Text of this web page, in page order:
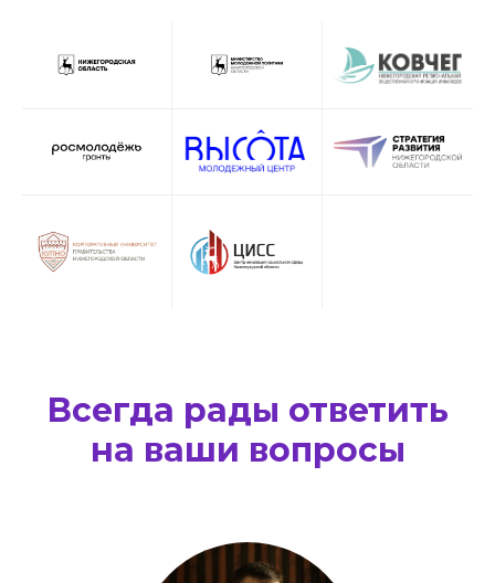
Всегда рады ответить
на ваши вопросы